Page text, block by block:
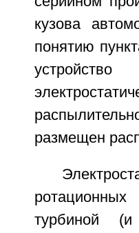
кузова
понятию
размещен
турбиной